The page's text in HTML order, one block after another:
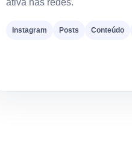
ativa nas redes.
Instagram Posts Conteúdo